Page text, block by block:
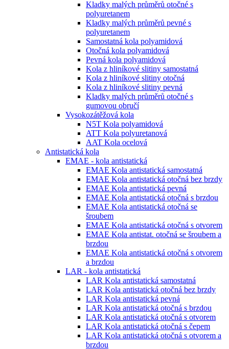
Kladky malých průměrů otočné s
polyuretanem
Kladky malých průměrů pevné s
polyuretanem
Samostatná kola polyamidová
Otočná kola polyamidová
Pevná kola polyamidová
Kola z hliníkové slitiny samostatná
Kola z hliníkové slitiny otočná
Kola z hliníkové slitiny pevná
Kladky malých průměrů otočné s
gumovou obručí
Vysokozátěžová kola
N5T Kola polyamidová
ATT Kola polyuretanová
AAT Kola ocelová
Antistatická kola
EMAE - kola antistatická
EMAE Kola antistatická samostatná
EMAE Kola antistatická otočná bez brzdy
EMAE Kola antistatická pevná
EMAE Kola antistatická otočná s brzdou
EMAE Kola antistatická otočná se
šroubem
EMAE Kola antistatická otočná s otvorem
EMAE Kola antistat. otočná se šroubem a
brzdou
EMAE Kola antistatická otočná s otvorem
a brzdou
LAR - kola antistatická
LAR Kola antistatická samostatná
LAR Kola antistatická otočná bez brzdy
LAR Kola antistatická pevná
LAR Kola antistatická otočná s brzdou
LAR Kola antistatická otočná s otvorem
LAR Kola antistatická otočná s čepem
LAR Kola antistatická otočná s otvorem a
brzdou